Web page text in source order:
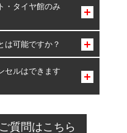
・タイヤ館のみ
なります。
は可能ですか？
です。
に限り、同時にご予約が
セルはできます
ぎている場合のご予約
質問はこちら